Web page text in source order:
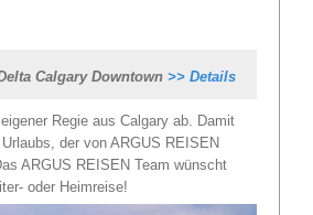
Calgary Downtown >> Details
Regie aus Calgary ab. Damit
der von ARGUS REISEN
ARGUS REISEN Team wünscht
oder Heimreise!